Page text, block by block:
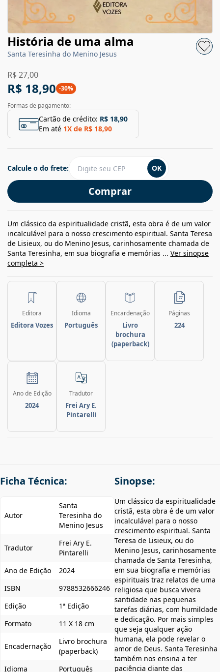
História de uma alma
Santa Teresinha do Menino Jesus
R$ 27,00
R$ 18,90 -30%
Formas de pagamento:
Cartão de crédito: R$ 18,90
Em até 1X de R$ 18,90
Comprar
Calcule o do frete: OK
Um clássico da espiritualidade cristã, esta obra é de um valor
incalculável para o nosso crescimento espiritual. Santa Teresa
de Lisieux, ou do Menino Jesus, carinhosamente chamada de
Santa Teresinha, em sua biografia e memórias ... Ver sinopse
completa >
Editora
Editora Vozes
Idioma
Português
Encardenação
Livro
brochura
(paperback)
Páginas
224
Ano de Edição
2024
Tradutor
Frei Ary E.
Pintarelli
Ficha Técnica:
Autor
Santa
Teresinha do
Menino Jesus
Tradutor
Frei Ary E.
Pintarelli
Ano de Edição
2024
ISBN
9788532666246
Edição
1ª Edição
Formato
11 X 18 cm
Encadernação
Livro brochura
(paperback)
Idioma
Português
Sinopse:
Um clássico da espiritualidade
cristã, esta obra é de um valor
incalculável para o nosso
crescimento espiritual. Santa
Teresa de Lisieux, ou do
Menino Jesus, carinhosamente
chamada de Santa Teresinha,
em sua biografia e memórias
espirituais traz relatos de uma
religiosa que busca vivera
santidade nas pequenas
tarefas diárias, com humildade
e dedicação. Por mais simples
que seja qualquer ação
humana, ela pode revelar o
amor de Deus. Santa Teresinha
também nos ensina a ter
paciência diante das